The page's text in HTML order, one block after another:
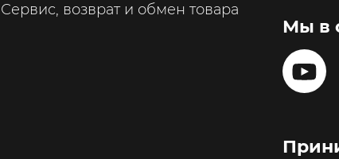
Сервис, возврат и обмен товара
Мы в